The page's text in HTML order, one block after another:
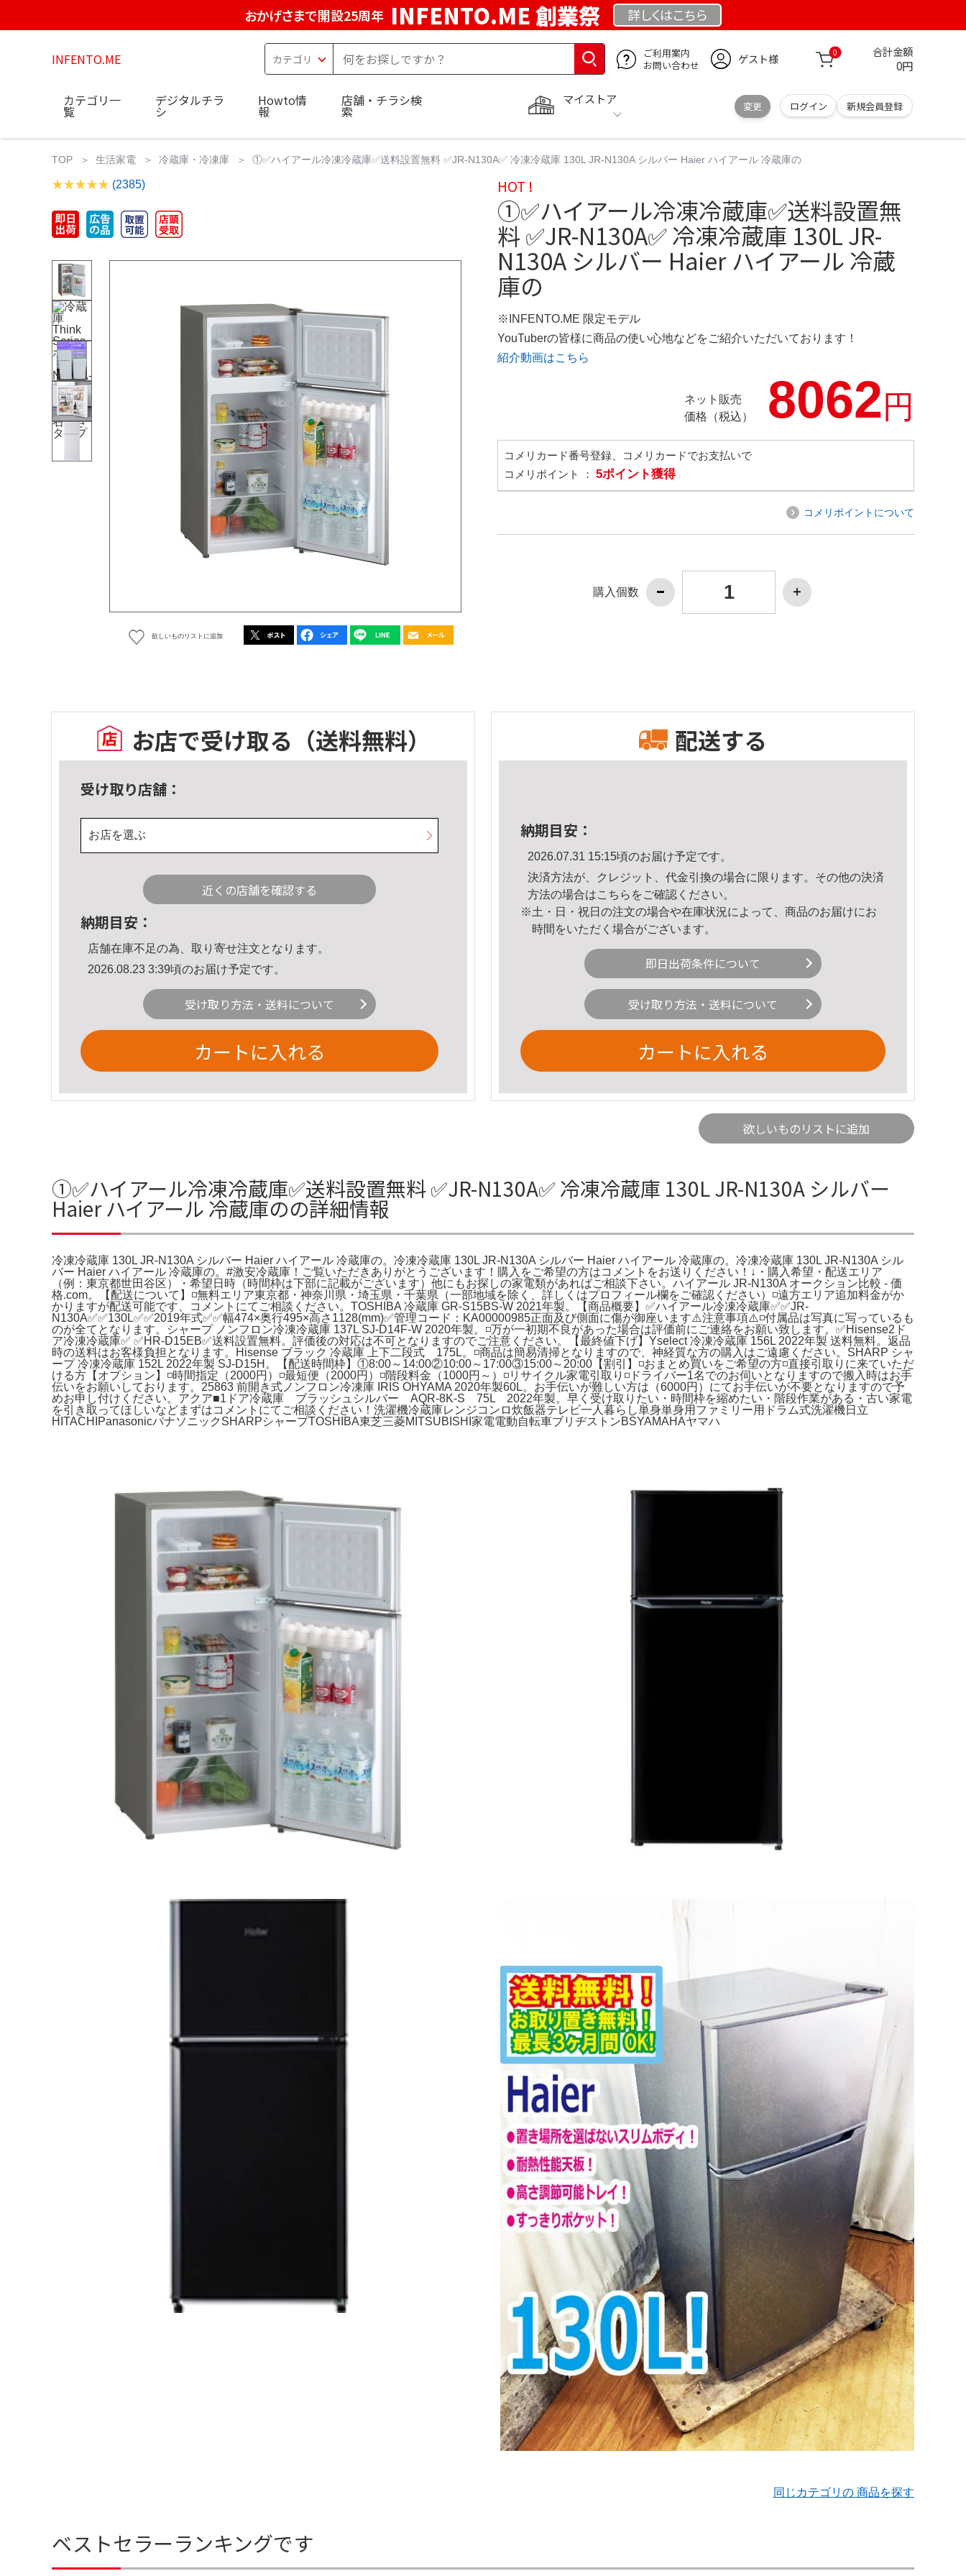
おかげさまで開設25周年 INFENTO.ME 創業祭 詳しくはこちら
INFENTO.ME
ご利用案内
お問い合わせ
ゲスト様 0 合計金額
0円
マイストア
変更 ログイン 新規会員登録
カテゴリ一
覧
デジタルチラ
シ
Howto情
報
店舗・チラシ検
索
TOP 生活家電 冷蔵庫・冷凍庫 ①✅ハイアール冷凍冷蔵庫✅送料設置無料 ✅JR-N130A✅ 冷凍冷蔵庫 130L JR-N130A シルバー Haier ハイアール 冷蔵庫の
(2385)
欲しいものリストに追加
HOT !
①✅ハイアール冷凍冷蔵庫✅送料設置無
料 ✅JR-N130A✅ 冷凍冷蔵庫 130L JR-
N130A シルバー Haier ハイアール 冷蔵
庫の
※INFENTO.ME 限定モデル
YouTuberの皆様に商品の使い心地などをご紹介いただいております！
紹介動画はこちら
ネット販売
価格（税込）
8062円
コメリカード番号登録、コメリカードでお支払いで
コメリポイント ： 5ポイント獲得
コメリポイントについて
購入個数
お店で受け取る （送料無料）
受け取り店舗：
お店を選ぶ
近くの店舗を確認する
納期目安：
店舗在庫不足の為、取り寄せ注文となります。
2026.08.23 3:39頃のお届け予定です。
受け取り方法・送料について
カートに入れる
配送する
納期目安：
2026.07.31 15:15頃のお届け予定です。
決済方法が、クレジット、代金引換の場合に限ります。その他の決済
方法の場合はこちら をご確認ください。
※土・日・祝日の注文の場合や在庫状況によって、商品のお届けにお
時間をいただく場合がございます。
即日出荷条件について
受け取り方法・送料について
カートに入れる
欲しいものリストに追加
①✅ハイアール冷凍冷蔵庫✅送料設置無料 ✅JR-N130A✅ 冷凍冷蔵庫 130L JR-N130A シルバー
Haier ハイアール 冷蔵庫のの詳細情報
冷凍冷蔵庫 130L JR-N130A シルバー Haier ハイアール 冷蔵庫の。冷凍冷蔵庫 130L JR-N130A シルバー Haier ハイアール 冷蔵庫の。冷凍冷蔵庫 130L JR-N130A シル
バー Haier ハイアール 冷蔵庫の。#激安冷蔵庫！ご覧いただきありがとうございます！購入をご希望の方はコメントをお送りください！↓・購入希望・配送エリア
（例：東京都世田谷区）・希望日時（時間枠は下部に記載がございます）他にもお探しの家電類があればご相談下さい。ハイアール JR-N130A オークション比較 - 価
格.com。【配送について】◽️無料エリア東京都・神奈川県・埼玉県・千葉県（一部地域を除く、詳しくはプロフィール欄をご確認ください）◽️遠方エリア追加料金がか
かりますが配送可能です、コメントにてご相談ください。TOSHIBA 冷蔵庫 GR-S15BS-W 2021年製。【商品概要】✅ハイアール冷凍冷蔵庫✅✅JR-
N130A✅✅130L✅✅2019年式✅✅幅474×奥行495×高さ1128(mm)✅管理コード：KA00000985正面及び側面に傷が御座います⚠️注意事項⚠️◽️付属品は写真に写っているも
のが全てとなります。シャープ ノンフロン冷凍冷蔵庫 137L SJ-D14F-W 2020年製。◽️万が一初期不良があった場合は評価前にご連絡をお願い致します。✅Hisense2ド
ア冷凍冷蔵庫✅ ✅HR-D15EB✅送料設置無料。評価後の対応は不可となりますのでご注意ください。【最終値下げ】Yselect 冷凍冷蔵庫 156L 2022年製 送料無料。返品
時の送料はお客様負担となります。Hisense ブラック 冷蔵庫 上下二段式 175L。◽️商品は簡易清掃となりますので、神経質な方の購入はご遠慮ください。SHARP シャ
ープ 冷凍冷蔵庫 152L 2022年製 SJ-D15H。【配送時間枠】①8:00～14:00②10:00～17:00③15:00～20:00【割引】◽️おまとめ買いをご希望の方◽️直接引取りに来ていただ
ける方【オプション】◽️時間指定（2000円）◽️最短便（2000円）◽️階段料金（1000円～）◽️リサイクル家電引取り◽️ドライバー1名でのお伺いとなりますので搬入時はお手
伝いをお願いしております。25863 前開き式ノンフロン冷凍庫 IRIS OHYAMA 2020年製60L。お手伝いが難しい方は（6000円）にてお手伝いが不要となりますので予
めお申し付けください。アクア■1ドア冷蔵庫 ブラッシュシルバー AQR-8K-S 75L 2022年製。早く受け取りたい・時間枠を縮めたい・階段作業がある・古い家電
を引き取ってほしいなどまずはコメントにてご相談ください！洗濯機冷蔵庫レンジコンロ炊飯器テレビ一人暮らし単身単身用ファミリー用ドラム式洗濯機日立
HITACHIPanasonicパナソニックSHARPシャープTOSHIBA東芝三菱MITSUBISHI家電電動自転車ブリヂストンBSYAMAHAヤマハ
同じカテゴリの 商品を探す
ベストセラーランキングです